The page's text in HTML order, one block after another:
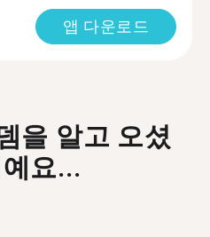
앱 다운로드
을 알고 오셨
요...